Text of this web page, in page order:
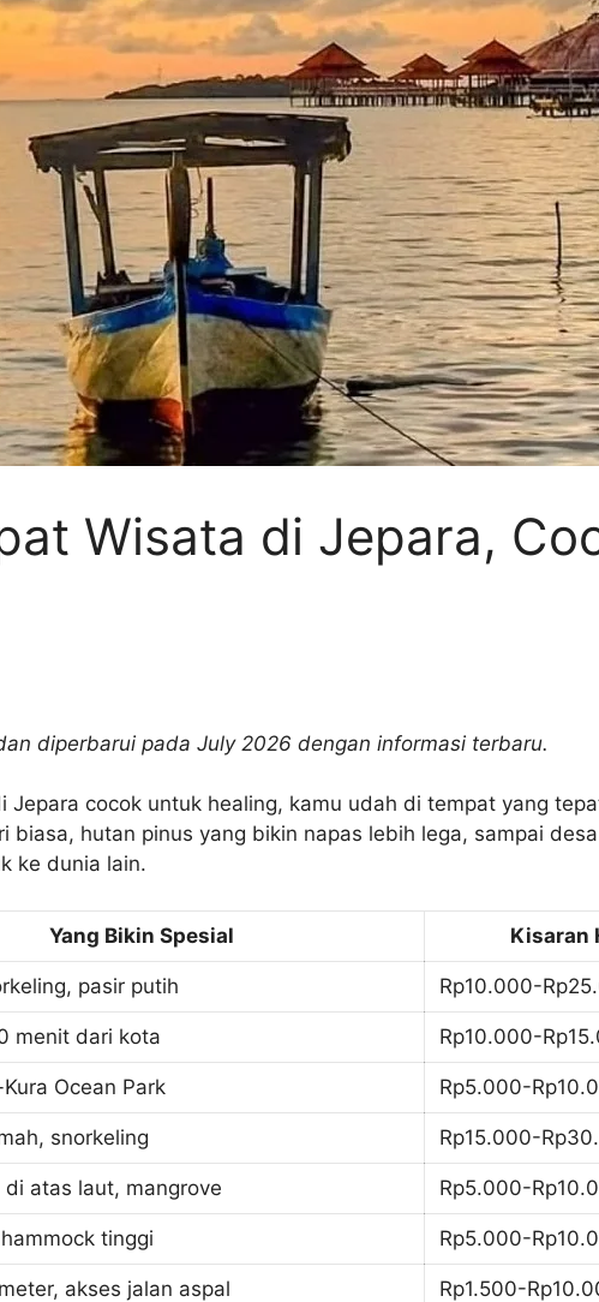
Wisata di Jepara,
diperbarui pada July 2026 dengan informasi terbaru.
cocok untuk healing, kamu udah di tempat yang
hutan pinus yang bikin napas lebih lega, sampai
ke dunia lain.
Yang Bikin Spesial Kisaran
pasir putih Rp10.000-
menit dari kota Rp10.000-
Ocean Park Rp5.000-
snorkeling Rp15.000-
di atas laut, mangrove Rp5.000-
tinggi Rp5.000-
akses jalan aspal Rp1.500-